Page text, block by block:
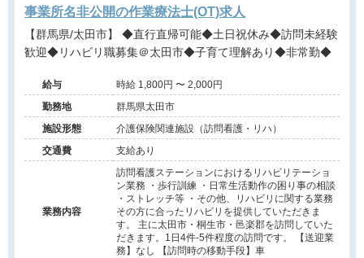
事業所名非公開の作業療法士(OT)求人
【群馬県/太田市】 ◆直行直帰可能◆土日祝休み◆訪問未経験
歓迎◆リハビリ職募集＠太田市◆子育て理解あり◆非常勤◆
給与
時給 1,800円 〜 2,000円
勤務地
群馬県太田市
施設形態
介護保険関連施設（訪問看護・リハ）
交通費
支給あり
業務内容
訪問看護ステーションにおけるリハビリテーショ
ン業務 ・歩行訓練 ・日常生活動作の困り事の相談
・ストレッチ等 ・その他、リハビリに関する業務
その方に合ったリハビリを提供していただきま
す。 主に太田市・桐生市・邑楽郡を訪問していた
だきます。1日4件-5件程度の訪問です。 【送迎業
務】なし 【訪問時の移動手段】車